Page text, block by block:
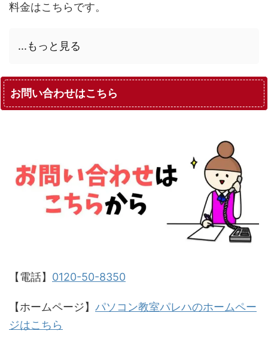
料金はこちらです。
...もっと見る
お問い合わせはこちら
【電話】 0120-50-8350
【ホームページ】 パソコン教室パレハのホームペー
ジはこちら